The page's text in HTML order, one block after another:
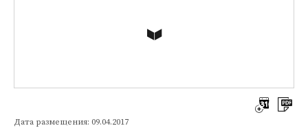
Дата размещения: 09.04.2017